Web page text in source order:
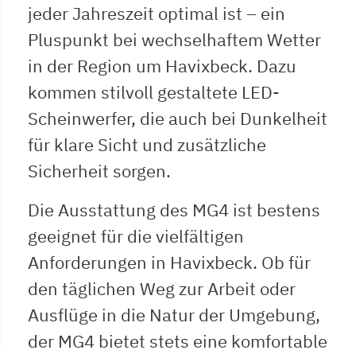
jeder Jahreszeit optimal ist – ein
Pluspunkt bei wechselhaftem Wetter
in der Region um Havixbeck. Dazu
kommen stilvoll gestaltete LED-
Scheinwerfer, die auch bei Dunkelheit
für klare Sicht und zusätzliche
Sicherheit sorgen.
Die Ausstattung des MG4 ist bestens
geeignet für die vielfältigen
Anforderungen in Havixbeck. Ob für
den täglichen Weg zur Arbeit oder
Ausflüge in die Natur der Umgebung,
der MG4 bietet stets eine komfortable